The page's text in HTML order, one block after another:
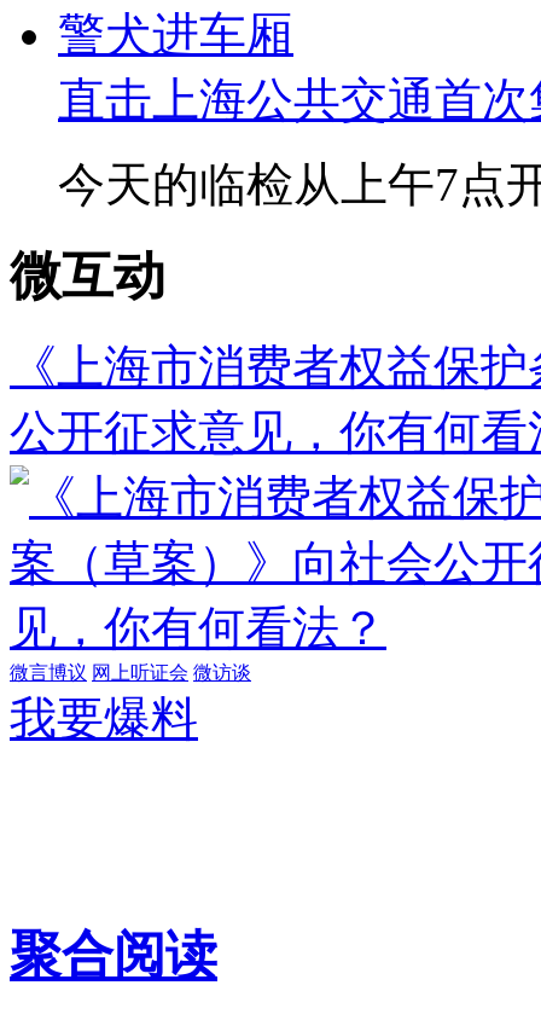
直击上海公共交通首
今天的临检从上午7点
微互动
《上海市消费者权益保
公开征求意见，你有何看
微言博议 网上听证会 微访谈
我要爆料
聚合阅读